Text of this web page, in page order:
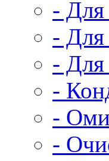
- Для
- Для
-
-
-
-